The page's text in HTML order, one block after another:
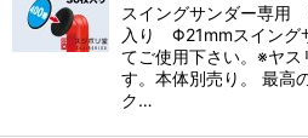
スイングサンダー専
入り Φ21mmスイング
てご使用下さい。※ヤ
す。本体別売り。 最高
ク…